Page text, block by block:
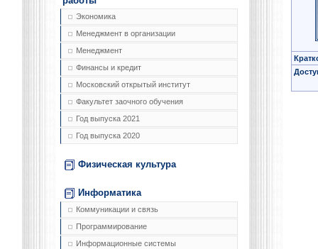
Экономика
Менеджмент в организации
Менеджмент
Финансы и кредит
Московский открытый институт
Факультет заочного обучения
Год выпуска 2021
Год выпуска 2020
Физическая культура
Информатика
Коммуникации и связь
Программирование
Информационные системы